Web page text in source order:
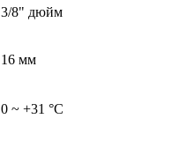
3/8" дюйм
16 мм
0 ~ +31 °C